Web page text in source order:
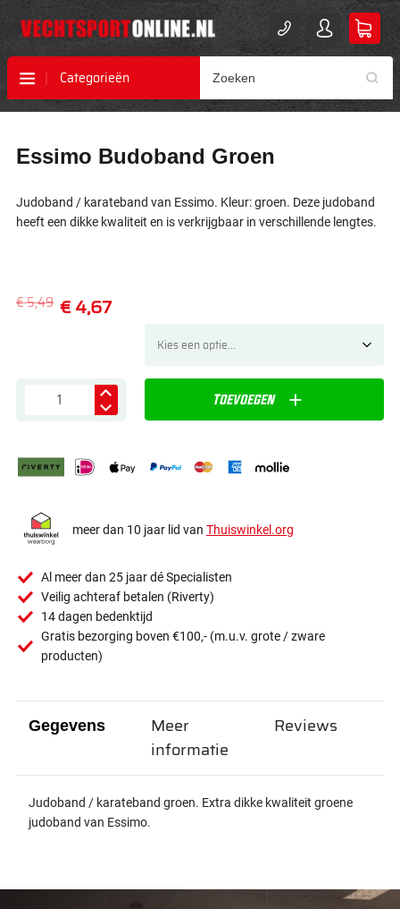
Categorieën
naar
van
de
naar
van
de
Essimo Budoband Groen
Judoband / karateband van Essimo. Kleur: groen. Deze judoband
heeft een dikke kwaliteit en is verkrijgbaar in verschillende lengtes.
€ 4,67
€ 5,49
Toevoegen
meer dan 10 jaar lid van Thuiswinkel.org
Al meer dan 25 jaar dé Specialisten
Veilig achteraf betalen (Riverty)
14 dagen bedenktijd
Gratis bezorging boven €100,- (m.u.v. grote / zware
producten)
Gegevens
Judoband / karateband groen. Extra dikke kwaliteit groene
judoband van Essimo.
Meer
informatie
Reviews